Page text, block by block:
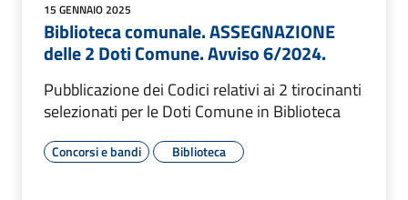
15 GENNAIO 2025
Biblioteca comunale. ASSEGNAZIONE
delle 2 Doti Comune. Avviso 6/2024.
Pubblicazione dei Codici relativi ai 2 tirocinanti
selezionati per le Doti Comune in Biblioteca
Concorsi e bandi Biblioteca